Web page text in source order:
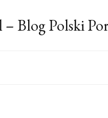
Blog Polski